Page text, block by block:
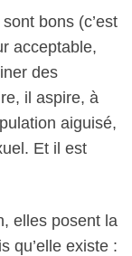
bons (c’est
acceptable,
des
il aspire, à
aiguisé,
Et il est
elles posent la
qu’elle existe :